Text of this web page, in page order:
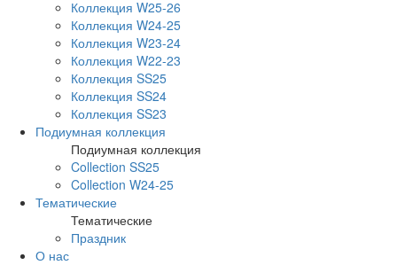
Коллекция W25-26
Коллекция W24-25
Коллекция W23-24
Коллекция W22-23
Коллекция SS25
Коллекция SS24
Коллекция SS23
Подиумная коллекция
Подиумная коллекция
Collection SS25
Collection W24-25
Тематические
Тематические
Праздник
О нас